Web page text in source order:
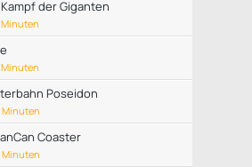
der Giganten
Minuten
Minuten
Poseidon
Minuten
Coaster
Minuten